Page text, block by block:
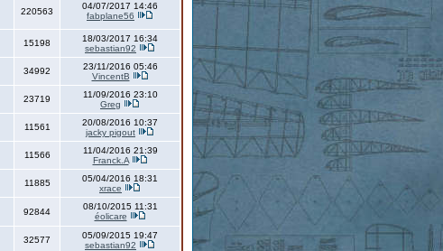
220563
04/07/2017 14:46
fabplane56
15198
18/03/2017 16:34
sebastian92
34992
23/11/2016 05:46
VincentB
23719
11/09/2016 23:10
Greg
11561
20/08/2016 10:37
jacky pigout
11566
11/04/2016 21:39
Franck.A
11885
05/04/2016 18:31
xrace
92844
08/10/2015 11:31
éolicare
32577
05/09/2015 19:47
sebastian92